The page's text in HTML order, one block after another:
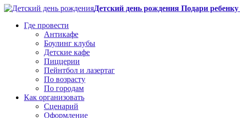
Детский день рождения Подари
Где провести
Антикафе
Боулинг клубы
Детские кафе
Пиццерии
Пейнтбол и лазертаг
По возрасту
По городам
Как организовать
Сценарий
Оформление